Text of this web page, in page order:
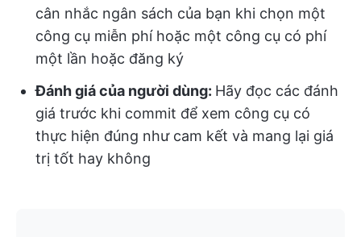
cân nhắc ngân sách của bạn khi chọn một
công cụ miễn phí hoặc một công cụ có phí
một lần hoặc đăng ký
Đánh giá của người dùng: Hãy đọc các đánh
giá trước khi commit để xem công cụ có
thực hiện đúng như cam kết và mang lại giá
trị tốt hay không